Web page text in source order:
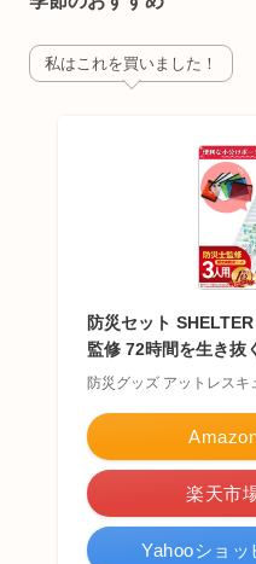
私はこれを買いました！
防災セット
監修 72時間を生き抜
防災グッズ アットレスキ
楽天市
Yahooショッ